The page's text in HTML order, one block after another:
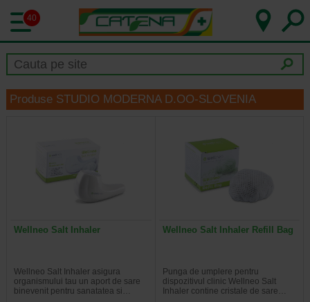
40
Produse STUDIO MODERNA D.OO-SLOVENIA
Wellneo Salt Inhaler
Wellneo Salt Inhaler asigura
organismului tau un aport de sare
binevenit pentru sanatatea si…
Wellneo Salt Inhaler Refill Bag
Punga de umplere pentru
dispozitivul clinic Wellneo Salt
Inhaler contine cristale de sare…